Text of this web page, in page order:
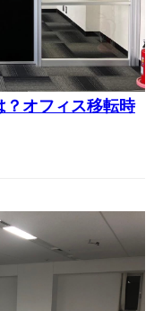
？オフィス移転時